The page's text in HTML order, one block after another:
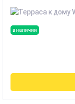
в наличии